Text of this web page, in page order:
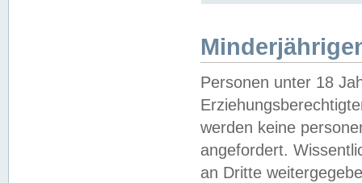
Personen unter 18
werden keine
angefordert.
an Dritte